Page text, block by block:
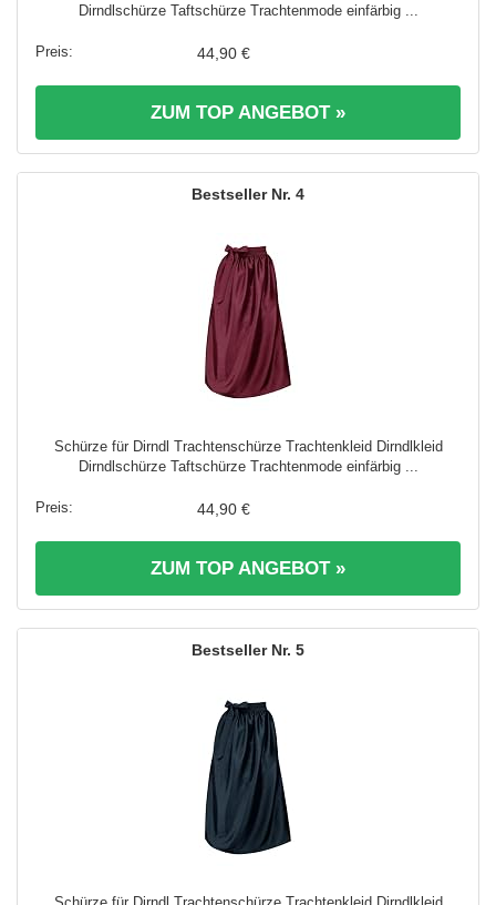
Dirndlschürze Taftschürze Trachtenmode einfärbig ...
44,90 €
ZUM TOP ANGEBOT »
4
Schürze für Dirndl Trachtenschürze Trachtenkleid Dirndlkleid
Dirndlschürze Taftschürze Trachtenmode einfärbig ...
44,90 €
ZUM TOP ANGEBOT »
5